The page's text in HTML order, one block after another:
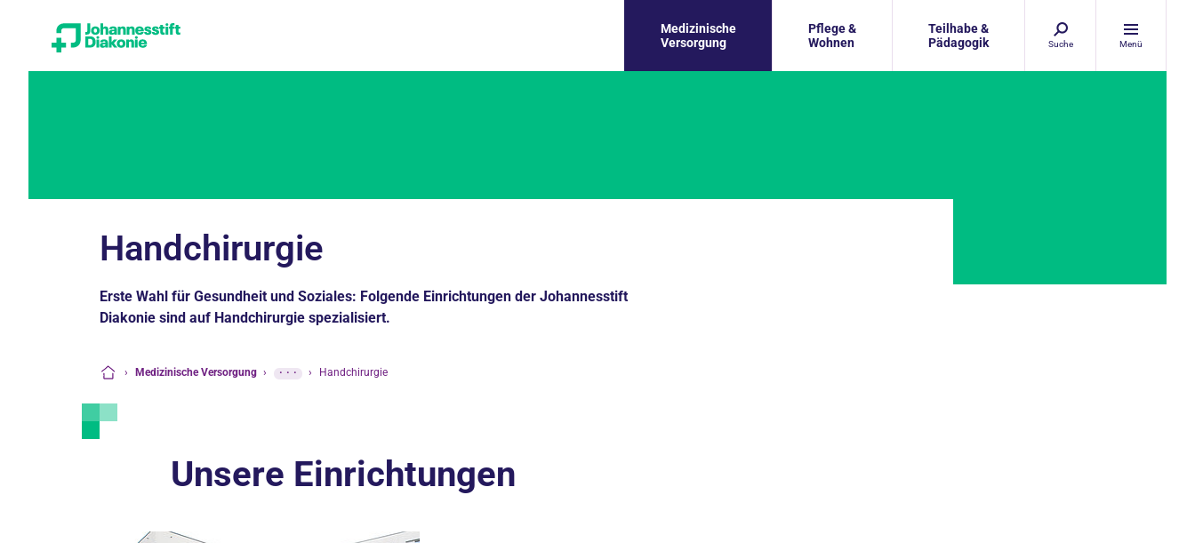
Medizinische
Versorgung
Pflege &
Wohnen
Teilhabe &
Pädagogik
Suche Menü
Handchirurgie
Erste Wahl für Gesundheit und Soziales: Folgende Einrichtungen der Johannesstift
Diakonie sind auf Handchirurgie spezialisiert.
› Medizinische Versorgung › ··· › Handchirurgie
Unsere Einrichtungen